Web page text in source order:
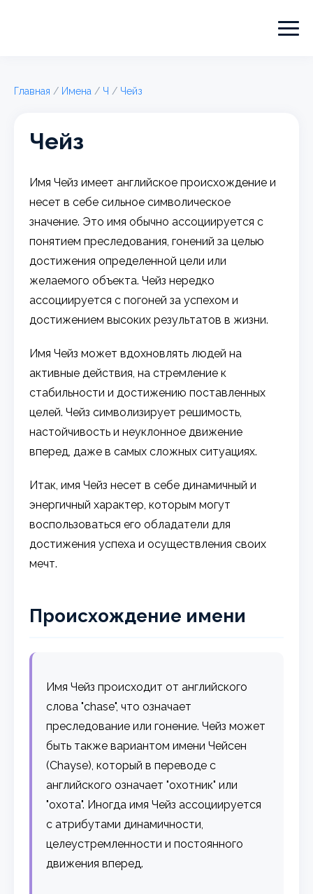
Главная / Имена / Ч / Чейз
Чейз
Имя Чейз имеет английское происхождение и
несет в себе сильное символическое
значение. Это имя обычно ассоциируется с
понятием преследования, гонений за целью
достижения определенной цели или
желаемого объекта. Чейз нередко
ассоциируется с погоней за успехом и
достижением высоких результатов в жизни.
Имя Чейз может вдохновлять людей на
активные действия, на стремление к
стабильности и достижению поставленных
целей. Чейз символизирует решимость,
настойчивость и неуклонное движение
вперед, даже в самых сложных ситуациях.
Итак, имя Чейз несет в себе динамичный и
энергичный характер, которым могут
воспользоваться его обладатели для
достижения успеха и осуществления своих
мечт.
Происхождение имени
Имя Чейз происходит от английского
слова "chase", что означает
преследование или гонение. Чейз может
быть также вариантом имени Чейсен
(Chayse), который в переводе с
английского означает "охотник" или
"охота". Иногда имя Чейз ассоциируется
с атрибутами динамичности,
целеустремленности и постоянного
движения вперед.